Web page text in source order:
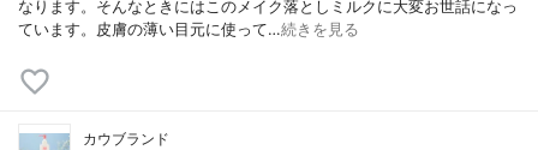
なります。そんなときにはこのメイク落としミルクに大変お世話になっ
ています。皮膚の薄い目元に使って…続きを見る
カウブランド